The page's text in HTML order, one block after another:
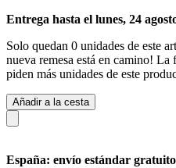
Entrega hasta el lunes, 24
Solo quedan 0 unidades de este
nueva remesa está en camino! La
piden más unidades de este
Añadir a la cesta
España: envío estándar gratuito